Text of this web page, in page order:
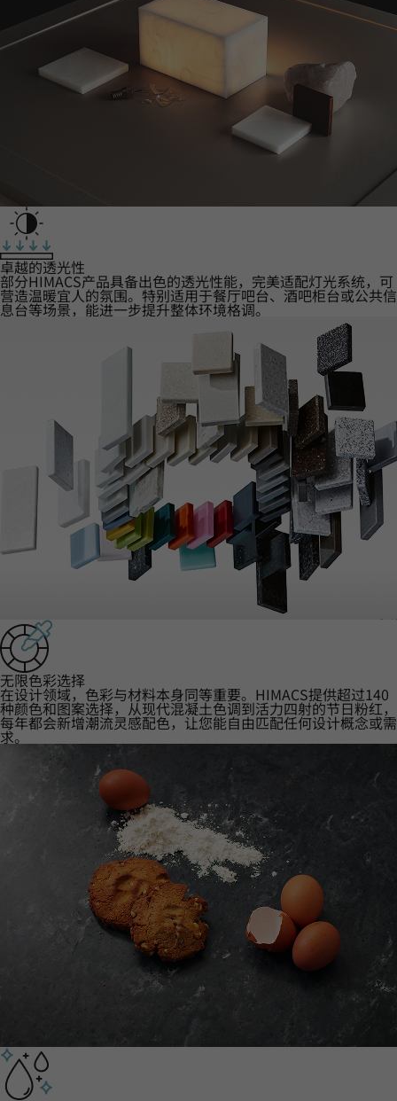
卓越的透光性
部分HIMACS产品具备出色的透光性能，完美适配灯光系统，可
营造温暖宜人的氛围。特别适用于餐厅吧台、酒吧柜台或公共信
息台等场景，能进一步提升整体环境格调。
‌无限色彩选择‌
在设计领域，色彩与材料本身同等重要。HIMACS提供超过140
种颜色和图案选择，从现代混凝土色调到活力四射的节日粉红，
每年都会新增潮流灵感配色，让您能自由匹配任何设计概念或需
求。